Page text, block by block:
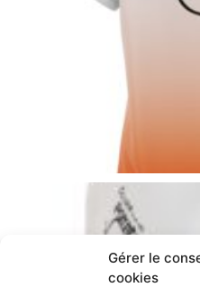
Gérer le
cookies